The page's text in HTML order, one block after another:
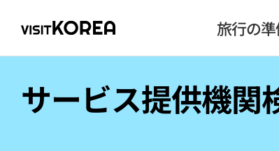
旅行の
サービス提供機関